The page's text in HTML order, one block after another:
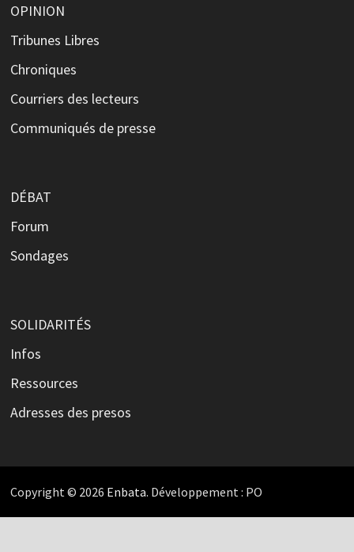
OPINION
Tribunes Libres
Chroniques
Courriers des lecteurs
Communiqués de presse
DÉBAT
Forum
Sondages
SOLIDARITÉS
Infos
Ressources
Adresses des presos
Copyright © 2026 Enbata. Développement : PO